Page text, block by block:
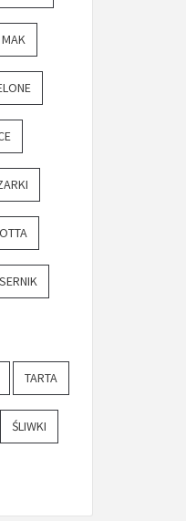
MAK
SERNIK
TARTA
ŚLIWKI